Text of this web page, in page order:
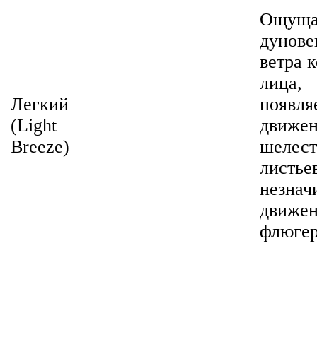
Легкий
(Light
Breeze)
ветра
лица,
шелест